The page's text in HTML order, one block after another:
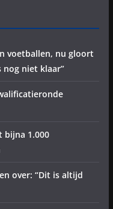
voetballen, nu gloort
nog niet klaar”
bijna 1.000
over: “Dit is altijd